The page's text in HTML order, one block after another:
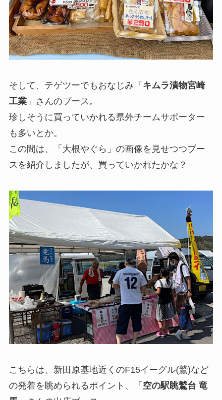
そして、テゲツーでもおなじみ「 キムラ漬物宮崎
工業」さんのブース。
珍しそうに買っていかれる県外チームサポーター
も多いとか。
この間は、「大根やぐら」の画像を見せつつブー
スを紹介しましたが、買っていかれたかな？
こちらは、新田原基地近くのF15イーグル(鷲)など
の発着を眺められるポイント、「 空の駅眺鷲台 竜